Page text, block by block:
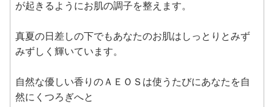
が起きるようにお肌の調子を整えます。
真夏の日差しの下でもあなたのお肌はしっとりとみず
みずしく輝いています。
自然な優しい香りのＡＥＯＳは使うたびにあなたを自
然にくつろぎへと